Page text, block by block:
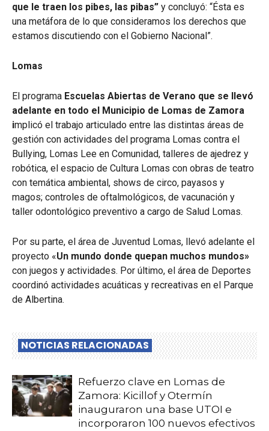
que le traen los pibes, las pibas” y concluyó: “Ésta es
una metáfora de lo que consideramos los derechos que
estamos discutiendo con el Gobierno Nacional”.
Lomas
El programa Escuelas Abiertas de Verano que se llevó
adelante en todo el Municipio de Lomas de Zamora
implicó el trabajo articulado entre las distintas áreas de
gestión con actividades del programa Lomas contra el
Bullying, Lomas Lee en Comunidad, talleres de ajedrez y
robótica, el espacio de Cultura Lomas con obras de teatro
con temática ambiental, shows de circo, payasos y
magos; controles de oftalmológicos, de vacunación y
taller odontológico preventivo a cargo de Salud Lomas.
Por su parte, el área de Juventud Lomas, llevó adelante el
proyecto «Un mundo donde quepan muchos mundos»
con juegos y actividades. Por último, el área de Deportes
coordinó actividades acuáticas y recreativas en el Parque
de Albertina.
NOTICIAS RELACIONADAS
Refuerzo clave en Lomas de
Zamora: Kicillof y Otermín
inauguraron una base UTOI e
incorporaron 100 nuevos efectivos